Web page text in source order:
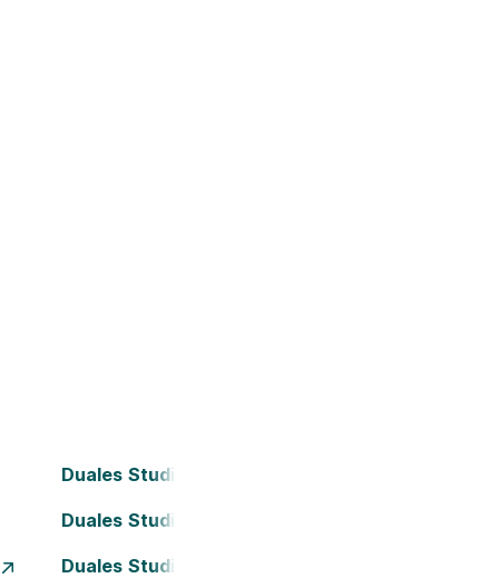
Duales Studium Bielefeld
Duales Studium Darmstadt
Duales Studium Essen